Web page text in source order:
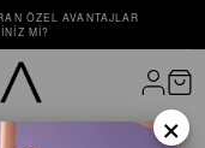
ÖZEL AVANTAJLAR
MI?
×